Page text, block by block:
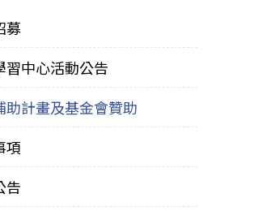
募
習中心活動公告
助計畫及基金會贊助
項
告